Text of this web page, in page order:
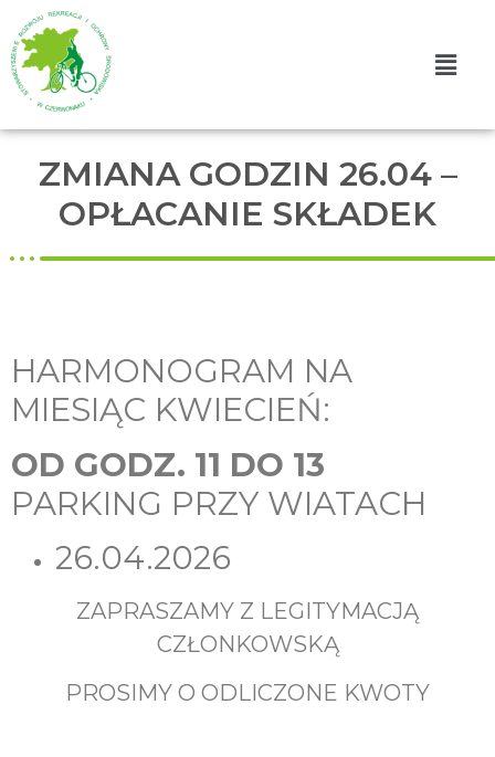
ZMIANA GODZIN 26.04 –
OPŁACANIE SKŁADEK
HARMONOGRAM NA
MIESIĄC KWIECIEŃ:
OD GODZ. 11 DO 13
PARKING PRZY WIATACH
26.04.2026
ZAPRASZAMY Z LEGITYMACJĄ
CZŁONKOWSKĄ
PROSIMY O ODLICZONE KWOTY